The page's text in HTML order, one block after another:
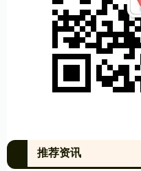
推荐资讯